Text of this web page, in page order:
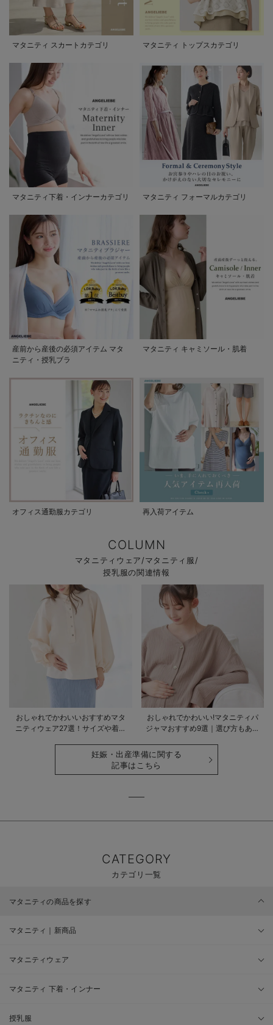
マタニティ スカートカテゴリ マタニティ トップスカテゴリ
マタニティ下着・インナーカテゴリ マタニティ フォーマルカテゴリ
産前から産後の必須アイテム マタ
ニティ・授乳ブラ
マタニティ キャミソール・肌着
オフィス通勤服カテゴリ 再入荷アイテム
COLUMN
マタニティウェア/マタニティ服/
授乳服の関連情報
おしゃれでかわいいおすすめマタ
ニティウェア27選！サイズや着る
おしゃれでかわいい!マタニティパ
ジャマおすすめ9選｜選び方もあわ
妊娠・出産準備に関する
記事はこちら
CATEGORY
カテゴリ一覧
マタニティの商品を探す
マタニティ｜新商品
マタニティウェア
マタニティ 下着・インナー
授乳服